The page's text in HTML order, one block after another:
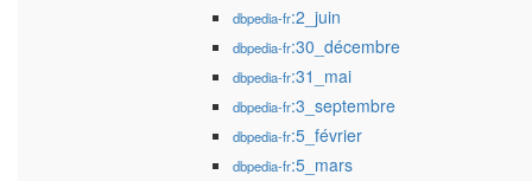
dbpedia-fr:2_juin
dbpedia-fr:30_décembre
dbpedia-fr:31_mai
dbpedia-fr:3_septembre
dbpedia-fr:5_février
dbpedia-fr:5_mars